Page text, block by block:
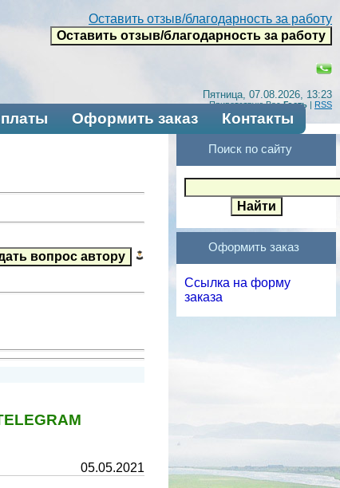
Оставить отзыв/благодарность за работу
Пятница, 07.08.2026, 13:23
Приветствую Вас Гость | RSS
Оформить заказ Контакты
05.05.2021
Поиск по сайту
Оформить заказ
Ссылка на форму
заказа